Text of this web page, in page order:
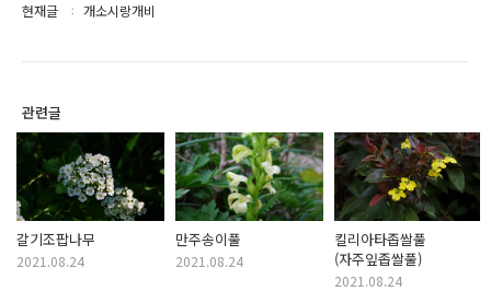
현재글 개소시랑개비
관련글
갈기조팝나무
2021.08.24
만주송이풀
2021.08.24
킬리아타좁쌀풀
(자주잎좁쌀풀)
2021.08.24